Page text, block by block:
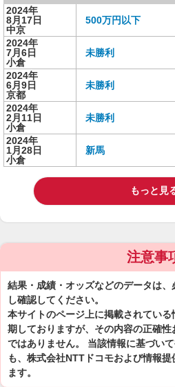
2024年
8月17日
中京
500万円以下
2024年
7月6日
小倉
未勝利
2024年
6月9日
京都
未勝利
2024年
2月11日
小倉
未勝利
2024年
1月28日
小倉
新馬
もっと見
注意事
結果・成績・オッズなどのデータは
し確認してください。
本サイトのページ上に掲載されてい
期しておりますが、その内容の正確
ではありません。 当該情報に基づい
も、株式会社NTTドコモおよび情報
ます。